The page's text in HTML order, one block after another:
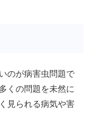
のが病害虫問題で
くの問題を未然に
見られる病気や害